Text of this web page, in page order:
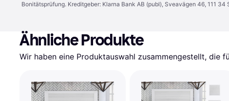
Bonitätsprüfung. Kreditgeber: Klarna Bank AB (publ), Sveavägen 46, 111
Ähnliche Produkte
Wir haben eine Produktauswahl zusammengestellt, die